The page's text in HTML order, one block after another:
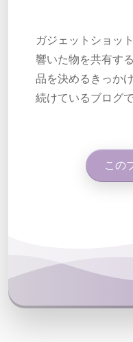
ガジェットショッ
響いた物を共有す
品を決めるきっか
続けているブログで
この